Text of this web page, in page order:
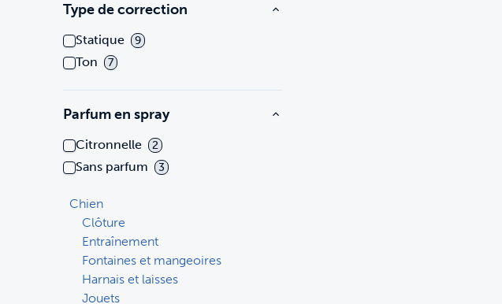
Type de correction
Statique 9
Ton 7
Parfum en spray
Citronnelle 2
Sans parfum 3
Chien
Clôture
Entraînement
Fontaines et mangeoires
Harnais et laisses
Jouets